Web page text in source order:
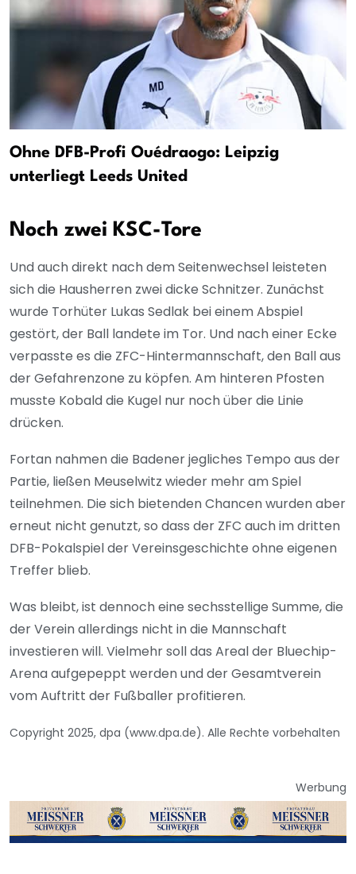
Ohne DFB-Profi Ouédraogo: Leipzig
unterliegt Leeds United
Noch zwei KSC-Tore
Und auch direkt nach dem Seitenwechsel leisteten
sich die Hausherren zwei dicke Schnitzer. Zunächst
wurde Torhüter Lukas Sedlak bei einem Abspiel
gestört, der Ball landete im Tor. Und nach einer Ecke
verpasste es die ZFC-Hintermannschaft, den Ball aus
der Gefahrenzone zu köpfen. Am hinteren Pfosten
musste Kobald die Kugel nur noch über die Linie
drücken.
Fortan nahmen die Badener jegliches Tempo aus der
Partie, ließen Meuselwitz wieder mehr am Spiel
teilnehmen. Die sich bietenden Chancen wurden aber
erneut nicht genutzt, so dass der ZFC auch im dritten
DFB-Pokalspiel der Vereinsgeschichte ohne eigenen
Treffer blieb.
Was bleibt, ist dennoch eine sechsstellige Summe, die
der Verein allerdings nicht in die Mannschaft
investieren will. Vielmehr soll das Areal der Bluechip-
Arena aufgepeppt werden und der Gesamtverein
vom Auftritt der Fußballer profitieren.
Copyright 2025, dpa (www.dpa.de). Alle Rechte vorbehalten
Werbung